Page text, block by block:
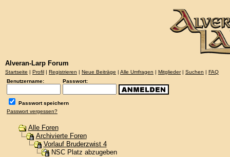
Alveran-Larp Forum
Startseite | Profil | Registrieren | Neue Beiträge | Alle Umfragen | Mitglieder| Suchen | FAQ
Benutzername:
Passwort:
Passwort speichern
Passwort vergessen?
Alle Foren
Archivierte Foren
Vorlauf Bruderzwist 4
NSC Platz abzugeben